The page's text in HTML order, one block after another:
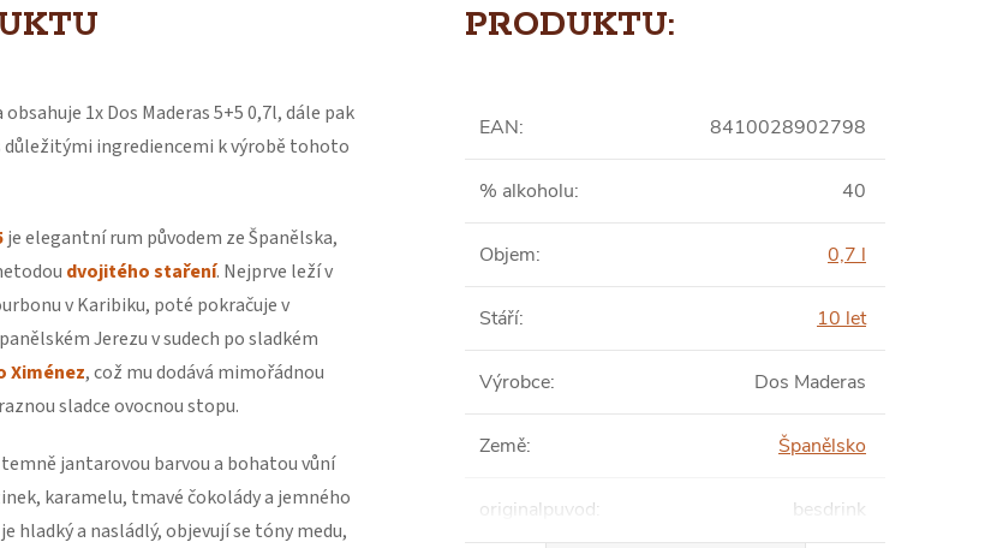
obsahuje 1x Dos Maderas 5+5 0,7l, dále pak
důležitými ingrediencemi k výrobě tohoto
je elegantní rum původem ze Španělska,
dvojitého staření. Nejprve leží v
v Karibiku, poté pokračuje v
Jerezu v sudech po sladkém
Ximénez, což mu dodává mimořádnou
sladce ovocnou stopu.
temně jantarovou barvou a bohatou vůní
karamelu, tmavé čokolády a jemného
hladký a nasládlý, objevují se tóny medu,
PRODUKTU:
EAN: 8410028902798
% alkoholu: 40
Objem: 0,7 l
Stáří: 10 let
Výrobce: Dos Maderas
Země: Španělsko
originalpuvod: besdrink